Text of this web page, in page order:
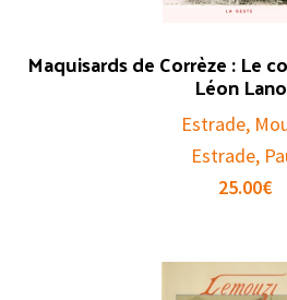
Maquisards de Corrèze : Le
Léon
Estrade,
Estrade,
25.00€